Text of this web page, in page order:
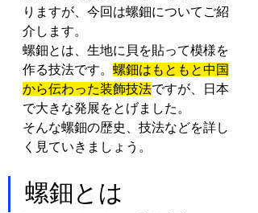
りますが、今回は螺鈿についてご紹
介します。
螺鈿とは、生地に貝を貼って模様を
作る技法です。 螺鈿はもともと中国
から伝わった装飾技法ですが、日本
で大きな発展をとげました。
そんな螺鈿の歴史、技法などを詳し
く見ていきましょう。
螺鈿とは